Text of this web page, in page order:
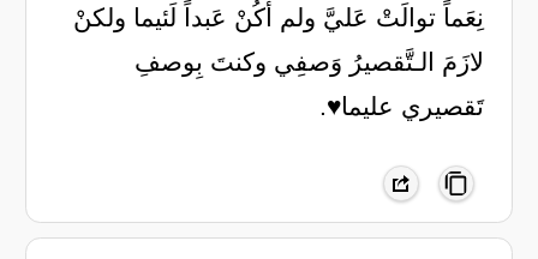
نِعَماً توالَتْ عَليَّ ولم أكُنْ عَبداً لَئيما ولكنْ
لازَمَ الـتَّقصيرُ وَصفِي وكنتَ بِوصفِ
تَقصيري عليما♥️.